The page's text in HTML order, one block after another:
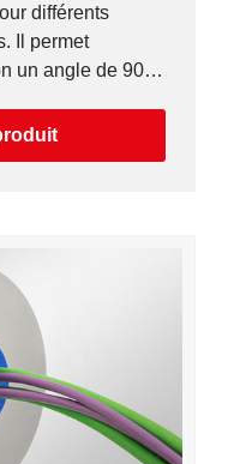
différents
Il permet
un angle de 90°